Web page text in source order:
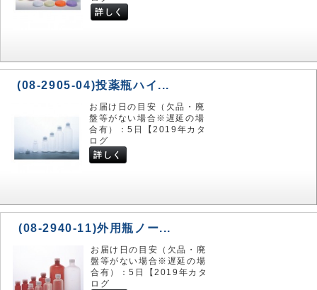
詳しく
(08-2905-04)投薬瓶ハイ...
お届け日の目安（欠品・廃
盤等がない場合※遅延の場
合有）：5日【2019年カタ
ログ
詳しく
(08-2940-11)外用瓶ノー...
お届け日の目安（欠品・廃
盤等がない場合※遅延の場
合有）：5日【2019年カタ
ログ